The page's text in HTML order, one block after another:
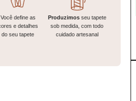
Você define as
e detalhes
do seu tapete
Produzimosseu tapete
sob medida, com todo
cuidado artesanal